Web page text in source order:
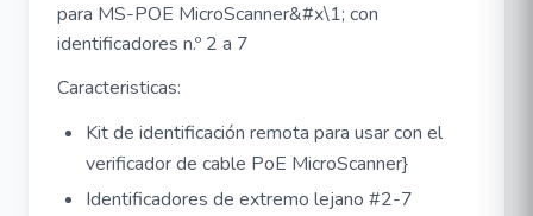
para MS-POE MicroScanner&#x\1; con
identificadores n.º 2 a 7
Caracteristicas:
Kit de identificación remota para usar con el
verificador de cable PoE MicroScanner}
Identificadores de extremo lejano #2-7